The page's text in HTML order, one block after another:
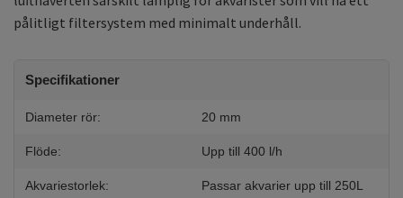
pålitligt filtersystem med minimalt underhåll.
Specifikationer
Diameter rör: 20 mm
Flöde: Upp till 400 l/h
Akvariestorlek: Passar akvarier upp till 250L